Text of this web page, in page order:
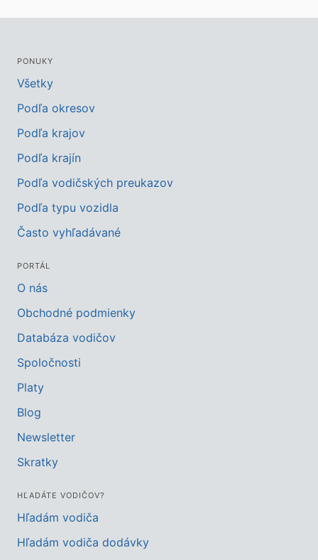
PONUKY
Všetky
Podľa okresov
Podľa krajov
Podľa krajín
Podľa vodičských preukazov
Podľa typu vozidla
Často vyhľadávané
PORTÁL
O nás
Obchodné podmienky
Databáza vodičov
Spoločnosti
Platy
Blog
Newsletter
Skratky
HĽADÁTE VODIČOV?
Hľadám vodiča
Hľadám vodiča dodávky